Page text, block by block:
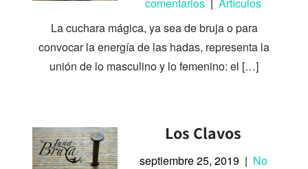
La cuchara mágica, ya sea de bruja o para
convocar la energía de las hadas, representa la
unión de lo masculino y lo femenino: el […]
Los Clavos
septiembre 25, 2019 | No